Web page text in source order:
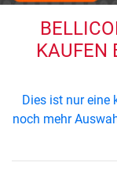
KAUFEN
Dies ist nur eine
noch mehr